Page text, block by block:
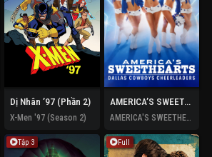
Dị Nhân ’97 (Phần 2)
X-Men '97 (Season 2)
AMERICA’S SWEETHEARTS: Đội cổ vũ Dallas Cowboys (Phần 3)
AMERICA'S SWEETHEARTS: Dallas Cowboys Cheerleaders (Season 3)
Tập 3 Full